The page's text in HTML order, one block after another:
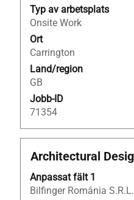
Typ av arbetsplats
Onsite Work
Ort
Carrington
Land/region
GB
Jobb-ID
71354
allt
innehåll
i
jobbeskrivningen.
Titel
Architectural
Anpassat fält 1
Bilfinger România S.R.L.
Klicka
blankstegstangenten
för